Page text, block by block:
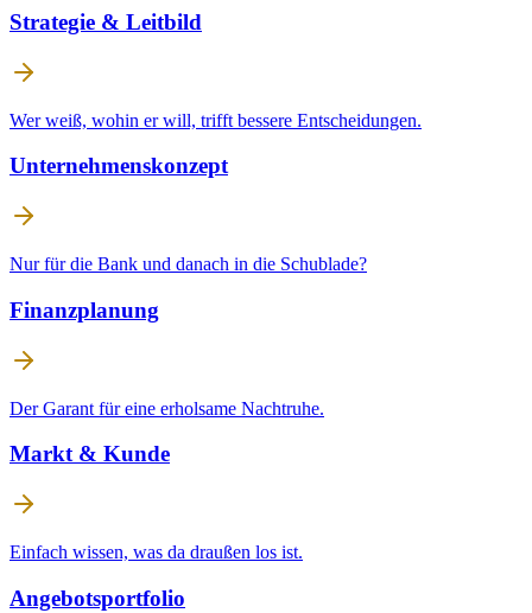
Strategie & Leitbild
Wer weiß, wohin er will, trifft bessere Entscheidungen.
Unternehmenskonzept
Nur für die Bank und danach in die Schublade?
Finanzplanung
Der Garant für eine erholsame Nachtruhe.
Markt & Kunde
Einfach wissen, was da draußen los ist.
Angebotsportfolio